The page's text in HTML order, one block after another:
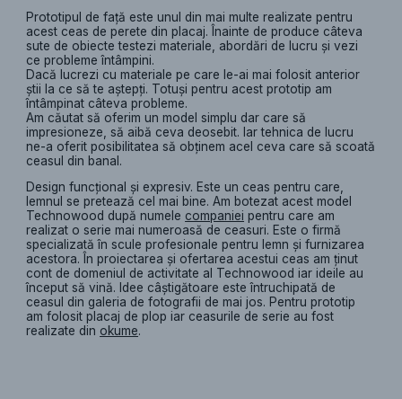
Prototipul de față este unul din mai multe realizate pentru
acest ceas de perete din placaj. Înainte de produce câteva
sute de obiecte testezi materiale, abordări de lucru și vezi
ce probleme întâmpini.
Dacă lucrezi cu materiale pe care le-ai mai folosit anterior
știi la ce să te aștepți. Totuși pentru acest prototip am
întâmpinat câteva probleme.
Am căutat să oferim un model simplu dar care să
impresioneze, să aibă ceva deosebit. Iar tehnica de lucru
ne-a oferit posibilitatea să obținem acel ceva care să scoată
ceasul din banal.
Design funcțional și expresiv. Este un ceas pentru care,
lemnul se pretează cel mai bine. Am botezat acest model
Technowood după numele companiei pentru care am
realizat o serie mai numeroasă de ceasuri. Este o firmă
specializată în scule profesionale pentru lemn și furnizarea
acestora. În proiectarea și ofertarea acestui ceas am ținut
cont de domeniul de activitate al Technowood iar ideile au
început să vină. Idee câștigătoare este întruchipată de
ceasul din galeria de fotografii de mai jos. Pentru prototip
am folosit placaj de plop iar ceasurile de serie au fost
realizate din okume.